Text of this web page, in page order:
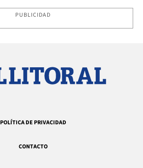
PUBLICIDAD
POLÍTICA DE PRIVACIDAD
CONTACTO